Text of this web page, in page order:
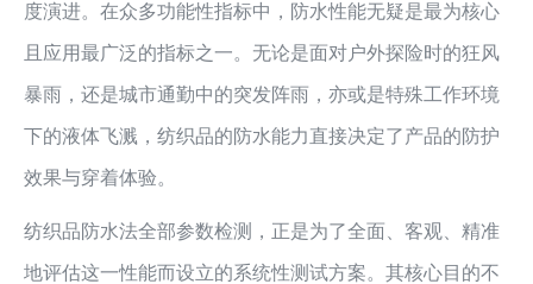
度演进。在众多功能性指标中，防水性能无疑是最为核心
且应用最广泛的指标之一。无论是面对户外探险时的狂风
暴雨，还是城市通勤中的突发阵雨，亦或是特殊工作环境
下的液体飞溅，纺织品的防水能力直接决定了产品的防护
效果与穿着体验。
纺织品防水法全部参数检测，正是为了全面、客观、精准
地评估这一性能而设立的系统性测试方案。其核心目的不